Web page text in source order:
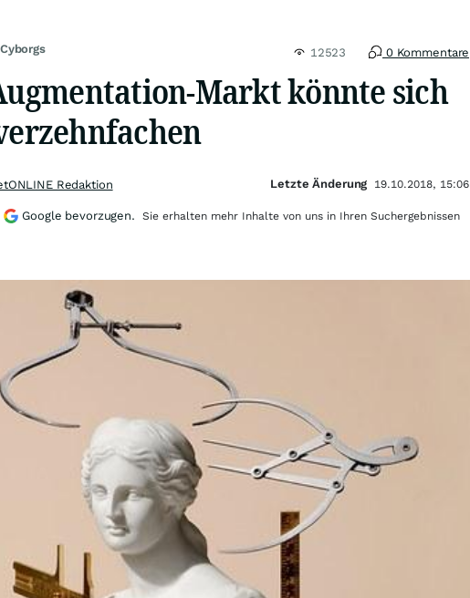
12523 0 Kommentare
Markt könnte sich
Redaktion Letzte Änderung 19.10.2018, 15:06
Google bevorzugen. Sie erhalten mehr Inhalte von uns in Ihren Suchergebnissen